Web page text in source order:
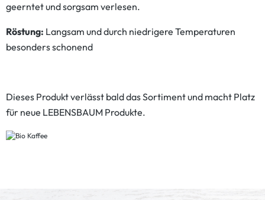
geerntet und sorgsam verlesen.
Röstung: Langsam und durch niedrigere Temperaturen
besonders schonend
Dieses Produkt verlässt bald das Sortiment und macht Platz
für neue LEBENSBAUM Produkte.